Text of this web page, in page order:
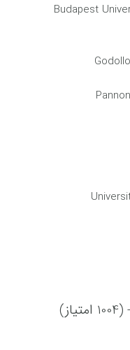
Budapest